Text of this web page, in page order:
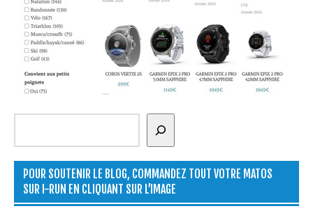
Rechercher
POUR SOUTENIR LE BLOG, COMMANDEZ TOUT VOTRE MATOS
SUR I-RUN EN CLIQUANT SUR L’IMAGE